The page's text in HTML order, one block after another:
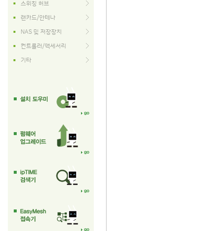
■ 스위칭 허브
■ 랜카드/안테나
■ NAS 및 저장장치
■ 컨트롤러/액세서리
■ 기타